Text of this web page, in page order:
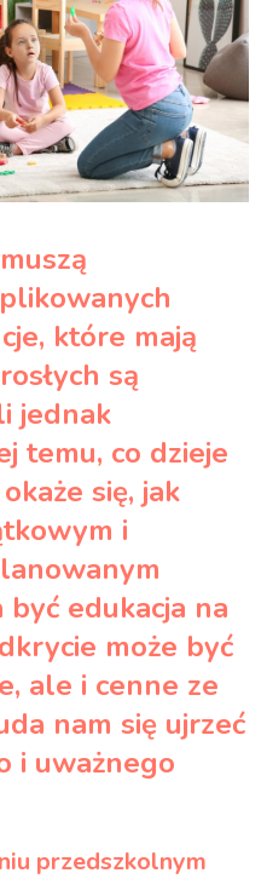
które mają
są
jednak
temu, co dzieje
się, jak
i
edukacja na
może być
ale i cenne ze
nam się ujrzeć
i uważnego
przedszkolnym